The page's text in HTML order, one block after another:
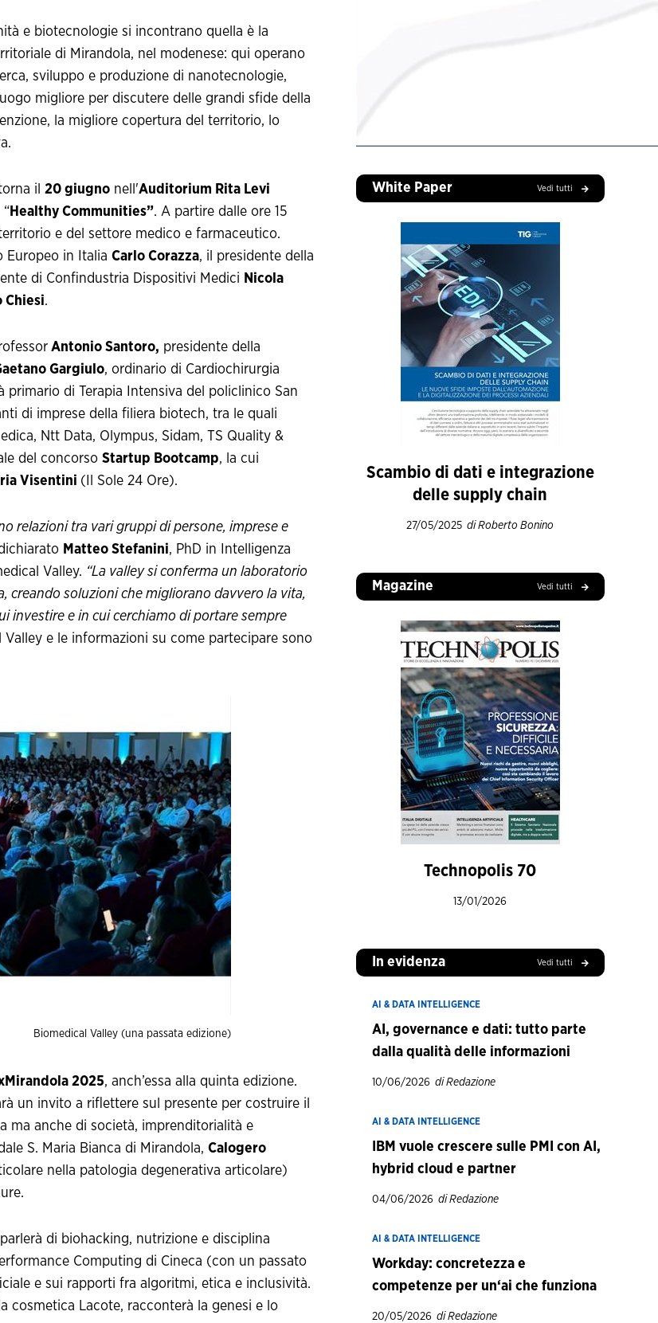
e biotecnologie si incontrano quella è la
di Mirandola, nel modenese: qui operano
sviluppo e produzione di nanotecnologie,
migliore per discutere delle grandi sfide della
la migliore copertura del territorio, lo
il 20 giugno nell'Auditorium Rita Levi
Healthy Communities”. A partire dalle ore 15
e del settore medico e farmaceutico.
Europeo in Italia Carlo Corazza, il presidente della
di Confindustria Dispositivi Medici Nicola
Chiesi.
Antonio Santoro, presidente della
Gargiulo, ordinario di Cardiochirurgia
primario di Terapia Intensiva del policlinico San
di imprese della filiera biotech, tra le quali
Ntt Data, Olympus, Sidam, TS Quality &
del concorso Startup Bootcamp, la cui
Visentini (Il Sole 24 Ore).
relazioni tra vari gruppi di persone, imprese e
Matteo Stefanini, PhD in Intelligenza
Valley. “La valley si conferma un laboratorio
creando soluzioni che migliorano davvero la vita,
investire e in cui cerchiamo di portare sempre
e le informazioni su come partecipare sono
Biomedical Valley (una passata edizione)
2025, anch’essa alla quinta edizione.
un invito a riflettere sul presente per costruire il
ma anche di società, imprenditorialità e
S. Maria Bianca di Mirandola, Calogero
nella patologia degenerativa articolare)
parlerà di biohacking, nutrizione e disciplina
Computing di Cineca (con un passato
e sui rapporti fra algoritmi, etica e inclusività.
cosmetica Lacote, racconterà la genesi e lo
White Paper Vedi tutti
Scambio di dati e integrazione
delle supply chain
27/05/2025 di Roberto Bonino
Magazine Vedi tutti
Technopolis 70
13/01/2026
In evidenza Vedi tutti
AI & DATA INTELLIGENCE
AI, governance e dati: tutto parte
dalla qualità delle informazioni
10/06/2026 di Redazione
AI & DATA INTELLIGENCE
IBM vuole crescere sulle PMI con AI,
hybrid cloud e partner
04/06/2026 di Redazione
AI & DATA INTELLIGENCE
Workday: concretezza e
competenze per un‘ai che funziona
20/05/2026 di Redazione